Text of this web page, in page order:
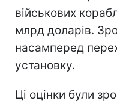
військових
млрд доларів.
насамперед
установку.
Ці оцінки були